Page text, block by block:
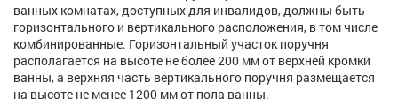
ванных комнатах, доступных для инвалидов, должны быть
горизонтального и вертикального расположения, в том числе
комбинированные. Горизонтальный участок поручня
располагается на высоте не более 200 мм от верхней кромки
ванны, а верхняя часть вертикального поручня размещается
на высоте не менее 1200 мм от пола ванны.